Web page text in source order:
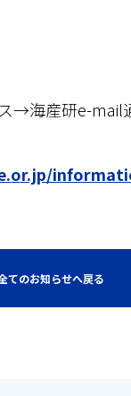
→海産研e-mail
てのお知らせへ戻る